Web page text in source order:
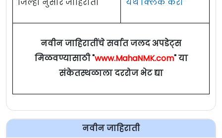
जिल्हा नुसार जाहिराती येथे क्लिक करा
नवीन जाहिरातींचे सर्वात जलद अपडेट्स
मिळवण्यासाठी "www.MahaNMK.com" या
संकेतस्थळाला दररोज भेट द्या
नवीन जाहिराती